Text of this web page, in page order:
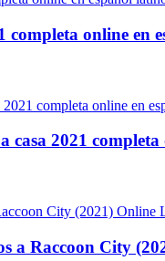
completa online en
casa 2021
a Raccoon City